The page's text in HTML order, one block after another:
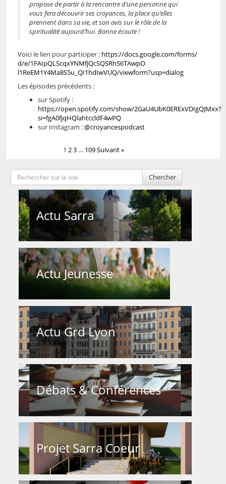
propose de partir à la rencontre d’une personne qui
vous fera découvrir ses croyances, la place qu’elles
prennent dans sa vie, et son avis sur le rôle de la
spiritualité aujourd’hui. Bonne écoute !
Voici le lien pour participer : https://docs.google.com/forms/
d/e/1FAIpQLScqxYNMfjQcSQSRhS6TAwpO
l1ReEM1Y4Ma8S5u_QI1hdIwVUQ/viewform?usp=dialog
Les épisodes précédents :
sur Spotify :
https://open.spotify.com/show/2GaU4UbK0ERExVDIgQJMxx?
si=fgA0fjqHQlahtccldF4wPQ
sur Instagram :@croyancespodcast
1 23 … 109Suivant »
Chercher
Actu Sarra
Actu Jeunesse
Actu Grd Lyon
Débats & Conférences
Projet Sarra Coeur